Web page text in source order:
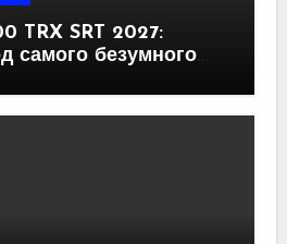
TRX SRT 2027:
самого безумного